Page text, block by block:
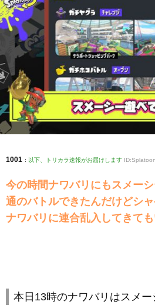
1001 : 以下、トリカラ速報がお届けします
今の時間ナワバリにもスメー
通のバトルできたんだけどシ
ナワバリに連合乱入してきて
本日13時のナワバリはスメー